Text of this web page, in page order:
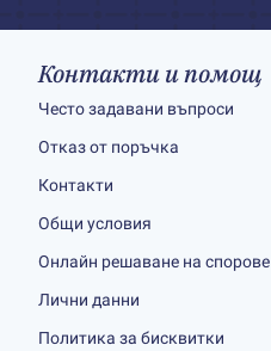
Контакти и помощ
Често задавани въпроси
Отказ от поръчка
Контакти
Общи условия
Онлайн решаване на спорове
Лични данни
Политика за бисквитки